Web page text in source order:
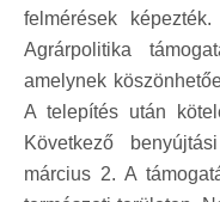
felmérések
Agrárpolitika
amelynek
A telepítés után
Következő
március 2. A